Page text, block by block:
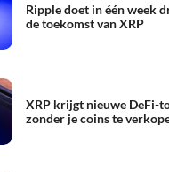
Ripple doet in één week
de toekomst van XRP
XRP krijgt nieuwe DeFi-
zonder je coins te